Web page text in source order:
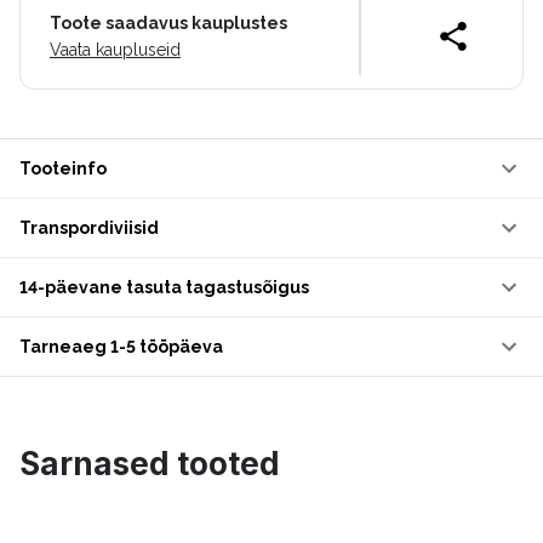
Toote saadavus kauplustes
Vaata kaupluseid
Tooteinfo
Transpordiviisid
14-päevane tasuta tagastusõigus
Tarneaeg 1-5 tööpäeva
Sarnased tooted